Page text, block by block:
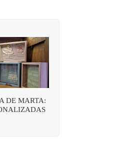
DE MARTA: